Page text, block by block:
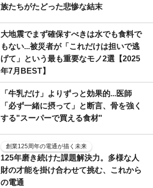
族たちがたどった悲惨な結末
大地震でまず確保すべきは水でも食料で
もない...被災者が「これだけは担いで逃
げて」という最も重要なモノ2選【2025
年7月BEST】
「牛乳だけ」よりずっと効果的...医師
「必ず一緒に摂って」と断言、骨を強く
する"スーパーで買える食材"
創業125周年の電通が描く未来
125年磨き続けた課題解決力。多様な人
財の才能を掛け合わせて挑む、これから
の電通